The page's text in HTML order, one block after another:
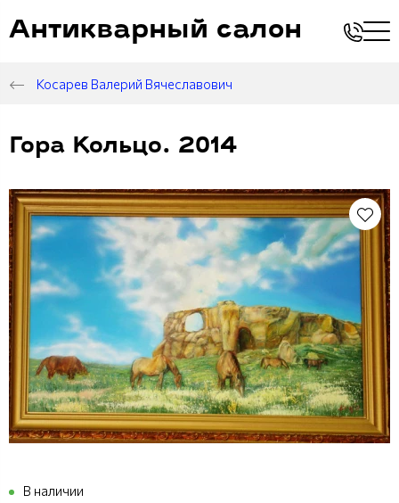
Антикварный салон
Косарев Валерий Вячеславович
Гора Кольцо. 2014
В наличии